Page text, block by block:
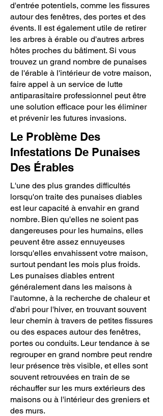
d'entrée potentiels, comme les fissures
autour des fenêtres, des portes et des
évents. Il est également utile de retirer
les arbres à érable ou d'autres arbres
hôtes proches du bâtiment. Si vous
trouvez un grand nombre de punaises
de l'érable à l'intérieur de votre maison,
faire appel à un service de lutte
antiparasitaire professionnel peut être
une solution efficace pour les éliminer
et prévenir les futures invasions.
Le Problème Des
Infestations De Punaises
Des Érables
L'une des plus grandes difficultés
lorsqu'on traite des punaises diables
est leur capacité à envahir en grand
nombre. Bien qu'elles ne soient pas
dangereuses pour les humains, elles
peuvent être assez ennuyeuses
lorsqu'elles envahissent votre maison,
surtout pendant les mois plus froids.
Les punaises diables entrent
généralement dans les maisons à
l'automne, à la recherche de chaleur et
d'abri pour l'hiver, en trouvant souvent
leur chemin à travers de petites fissures
ou des espaces autour des fenêtres,
portes ou conduits. Leur tendance à se
regrouper en grand nombre peut rendre
leur présence très visible, et elles sont
souvent retrouvées en train de se
réchauffer sur les murs extérieurs des
maisons ou à l'intérieur des greniers et
des murs.